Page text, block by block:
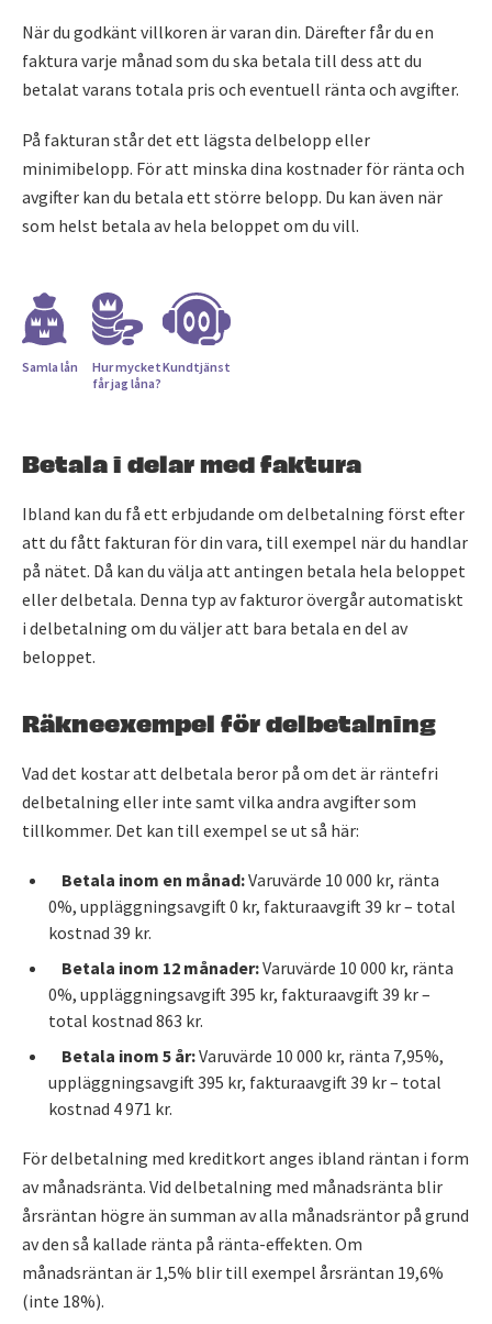
När du godkänt villkoren är varan din. Därefter får du en
faktura varje månad som du ska betala till dess att du
betalat varans totala pris och eventuell ränta och avgifter.
På fakturan står det ett lägsta delbelopp eller
minimibelopp. För att minska dina kostnader för ränta och
avgifter kan du betala ett större belopp. Du kan även när
som helst betala av hela beloppet om du vill.
Samla lån
Hur mycket
får jag låna?
Kundtjänst
Betala i delar med faktura
Ibland kan du få ett erbjudande om delbetalning först efter
att du fått fakturan för din vara, till exempel när du handlar
på nätet. Då kan du välja att antingen betala hela beloppet
eller delbetala. Denna typ av fakturor övergår automatiskt
i delbetalning om du väljer att bara betala en del av
beloppet.
Räkneexempel för delbetalning
Vad det kostar att delbetala beror på om det är räntefri
delbetalning eller inte samt vilka andra avgifter som
tillkommer. Det kan till exempel se ut så här:
Betala inom en månad:Varuvärde 10 000 kr, ränta
0%, uppläggningsavgift 0 kr, fakturaavgift 39 kr – total
kostnad 39 kr.
Betala inom 12 månader:Varuvärde 10 000 kr, ränta
0%, uppläggningsavgift 395 kr, fakturaavgift 39 kr –
total kostnad 863 kr.
Betala inom 5 år:Varuvärde 10 000 kr, ränta 7,95%,
uppläggningsavgift 395 kr, fakturaavgift 39 kr – total
kostnad 4 971 kr.
För delbetalning med kreditkort anges ibland räntan i form
av månadsränta. Vid delbetalning med månadsränta blir
årsräntan högre än summan av alla månadsräntor på grund
av den så kallade ränta på ränta-effekten. Om
månadsräntan är 1,5% blir till exempel årsräntan 19,6%
(inte 18%).